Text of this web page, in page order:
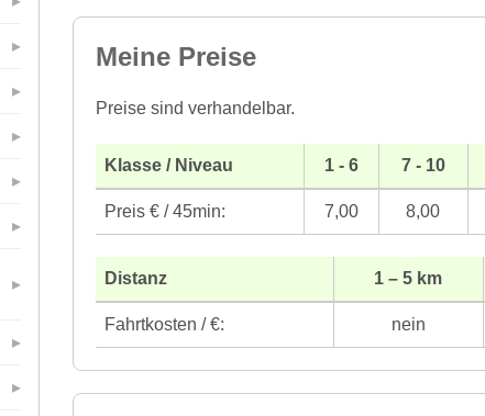
Meine Preise
Preise sind verhandelbar.
Klasse / Niveau 1 - 6 7 - 10
Preis € / 45min: 7,00 8,00
Distanz 1 – 5 km
Fahrtkosten / €: nein